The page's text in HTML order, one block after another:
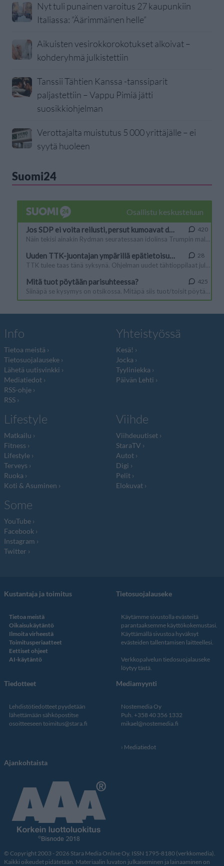
Nyt tuli punainen varoitus 27 kaupunkiin
Italiassa: ”Äärimmäinen helle”
Aikuisten vesirokkorokotukset alkoivat –
kohderyhmä julkistettiin
Tanssii Tähtien Kanssa -tanssiparit
paljastettiin – Vappu Pimiä jätti
suosikkiohjelman
Verottajalta muistutus 5 000 yrittäjälle – ei
syytä huoleen
Suomi24
Info
Tietoa meistä
Tietosuojalauseke
Lähetä uutisvinkki
Mediatiedot
RSS-ohje
RSS
Yhteistyössä
Kesä!
Jocka
Tyyliniekka
Päivän Lehti
Lifestyle
Matkailu
Fitness
Lifestyle
Terveys
Ruoka
Koti & Asuminen
Viihde
Viihdeuutiset
StaraTV
Autot
Digi
Pelit
Elokuvat
Some
YouTube
Facebook
Instagram
Twitter
Kustantaja ja toimitus
Tietoa meistä
Oikaisukäytäntö
Ilmoita virheestä
Toimitusperiaatteet
Eettiset ohjeet
AI-käytäntö
Tietosuojalauseke
Käytämme sivustolla evästeitä
parantaaksemme käyttökokemustasi.
Käyttämällä sivustoa hyväksyt
evästeiden tallentamisen laitteellesi.
Verkkopalvelun tiedosuojalauseke
löytyy tästä.
Tiedotteet
Lehdistötiedotteet pyydetään
lähettämään sähköpostitse
osoitteeseen toimitus@stara.fi
Mediamyynti
Nostemedia Oy
Puh. +358 40 356 1332
mikael@nostemedia.fi
Mediatiedot
Ajankohtaista
© Copyright 2003 - 2026 Stara Media Online Oy. ISSN 1795-8180 (verkkomedia).
Kaikki oikeudet pidätetään. Materiaalin luvaton julkaiseminen ja lainaaminen on